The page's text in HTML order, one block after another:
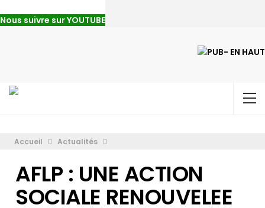
Nous suivre sur YOUTUBE
Accueil Actualités
AFLP : UNE ACTION
SOCIALE RENOUVELEE